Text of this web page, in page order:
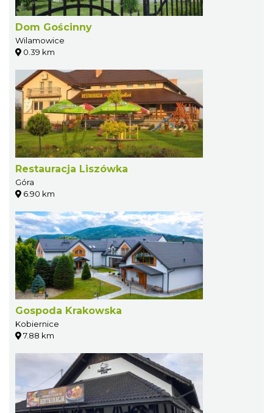
Dom Gościnny
Wilamowice
0.39 km
Restauracja Liszówka
Góra
6.90 km
Gospoda Krakowska
Kobiernice
7.88 km